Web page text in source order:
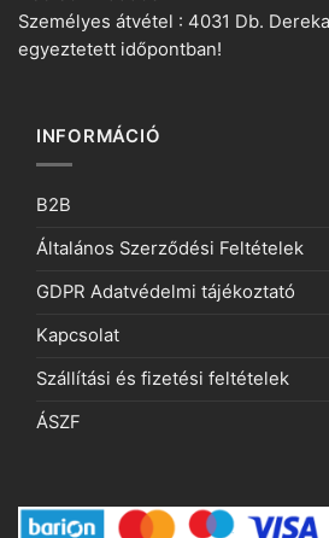
Személyes átvétel : 4031 Db.
egyeztetett időpontban!
INFORMÁCIÓ
B2B
Általános Szerződési Feltételek
GDPR Adatvédelmi tájékoztató
Kapcsolat
Szállítási és fizetési feltételek
ÁSZF